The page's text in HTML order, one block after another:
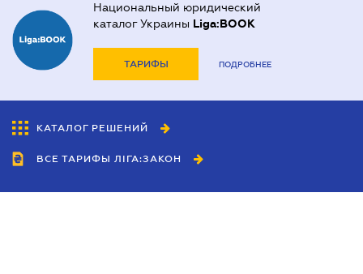
Национальный юридический
каталог Украины Liga:BOOK
ТАРИФЫ ПОДРОБНЕЕ
КАТАЛОГ РЕШЕНИЙ
ВСЕ ТАРИФЫ ЛІГА:ЗАКОН